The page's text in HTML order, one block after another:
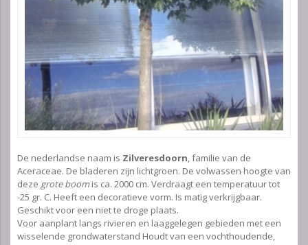
De nederlandse naam is Zilveresdoorn, familie van de
Aceraceae. De bladeren zijn lichtgroen. De volwassen hoogte van
deze grote boomis ca. 2000 cm. Verdraagt een temperatuur tot
-25 gr. C. Heeft een decoratieve vorm. Is matig verkrijgbaar.
Geschikt voor een niet te droge plaats.
Voor aanplant langs rivieren en laaggelegen gebieden met een
wisselende grondwaterstand Houdt van een vochthoudende,